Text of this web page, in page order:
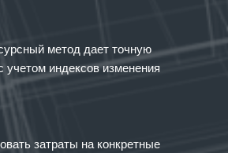
метод дает точную
учетом индексов изменения
затраты на конкретные